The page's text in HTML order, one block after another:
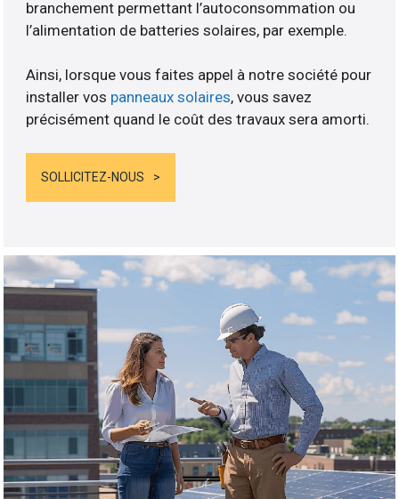
branchement permettant l’autoconsommation ou
l’alimentation de batteries solaires, par exemple.
Ainsi, lorsque vous faites appel à notre société pour
installer vos panneaux solaires, vous savez
précisément quand le coût des travaux sera amorti.
SOLLICITEZ-NOUS